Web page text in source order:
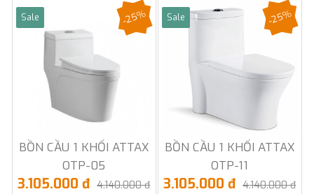
Sale
BỒN CẦU 1 KHỐI ATTAX
OTP-05
-25%
3.105.000 đ 4.140.000 đ
Sale
BỒN CẦU 1 KHỐI ATTAX
OTP-11
-25%
3.105.000 đ 4.140.000 đ